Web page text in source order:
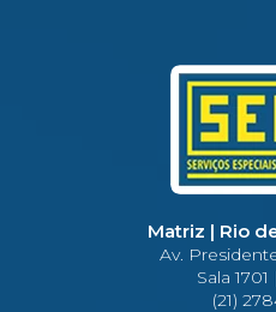
Matriz | Rio
Av.
Sala
(21)